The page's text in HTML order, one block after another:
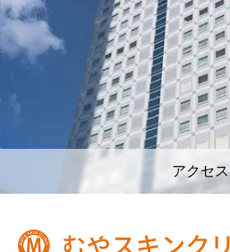
アクセス